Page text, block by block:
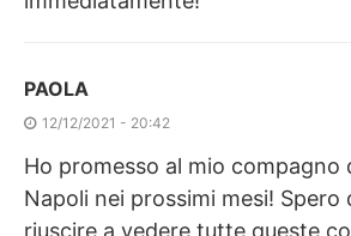
PAOLA
12/12/2021 - 20:42
Ho promesso al mio compagno
Napoli nei prossimi mesi! Spero